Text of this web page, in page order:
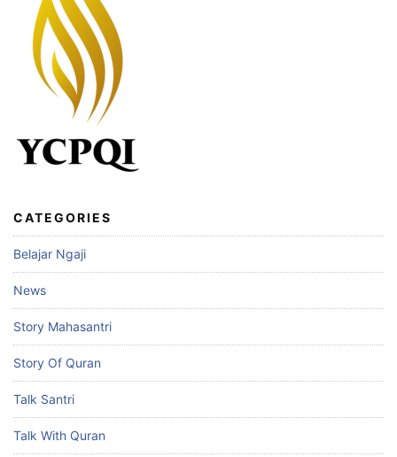
CATEGORIES
Belajar Ngaji
News
Story Mahasantri
Story Of Quran
Talk Santri
Talk With Quran